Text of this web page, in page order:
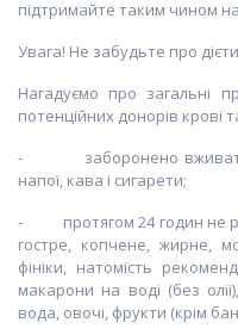
підтримайте таким чином
Увага! Не забудьте про
Нагадуємо про загальні
потенційних донорів крові
- заборонено вживати
напої, кава і сигарети;
- протягом 24 годин не
гостре, копчене, жирне,
фініки, натомість
макарони на воді (без
вода, овочі, фрукти (крім